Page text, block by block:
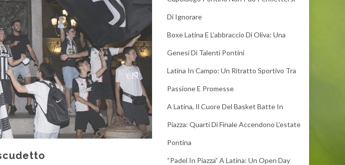
Di Ignorare
Boxe Latina E L’abbraccio Di Oliva: Una
Genesi Di Talenti Pontini
Latina In Campo: Un Ritratto Sportivo Tra
Passione E Promesse
A Latina, Il Cuore Del Basket Batte In
Piazza: Quarti Di Finale Accendono L’estate
Pontina
“Padel In Piazza” A Latina: Un Open Day